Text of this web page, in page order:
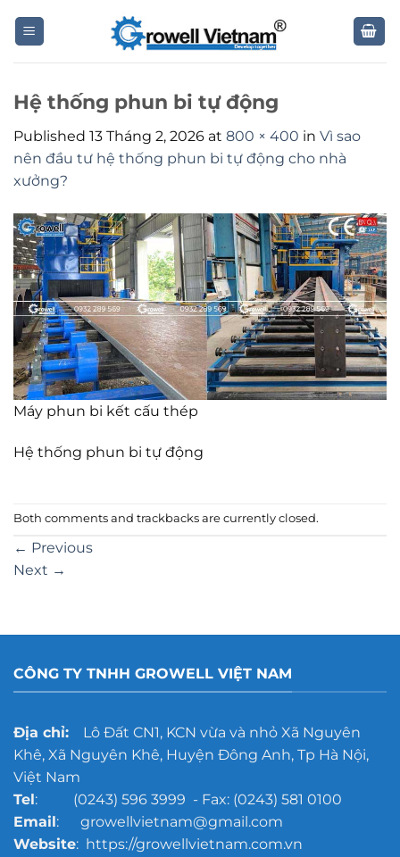
Hệ thống phun bi tự động
Published 13 Tháng 2, 2026 at 800 × 400 in Vì sao
nên đầu tư hệ thống phun bi tự động cho nhà
xưởng?
Máy phun bi kết cấu thép
Hệ thống phun bi tự động
Both comments and trackbacks are currently closed.
← Previous
Next →
CÔNG TY TNHH GROWELL VIỆT NAM
Địa chỉ:Lô Đất CN1, KCN vừa và nhỏ Xã Nguyên
Khê, Xã Nguyên Khê, Huyện Đông Anh, Tp Hà Nội,
Việt Nam
Tel: (0243) 596 3999 - Fax: (0243) 581 0100
Email: growellvietnam@gmail.com
Website: https://growellvietnam.com.vn